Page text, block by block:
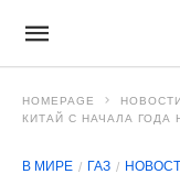
HOMEPAGE
КИТАЙ С НАЧАЛА ГОДА
В МИРЕ ГАЗ